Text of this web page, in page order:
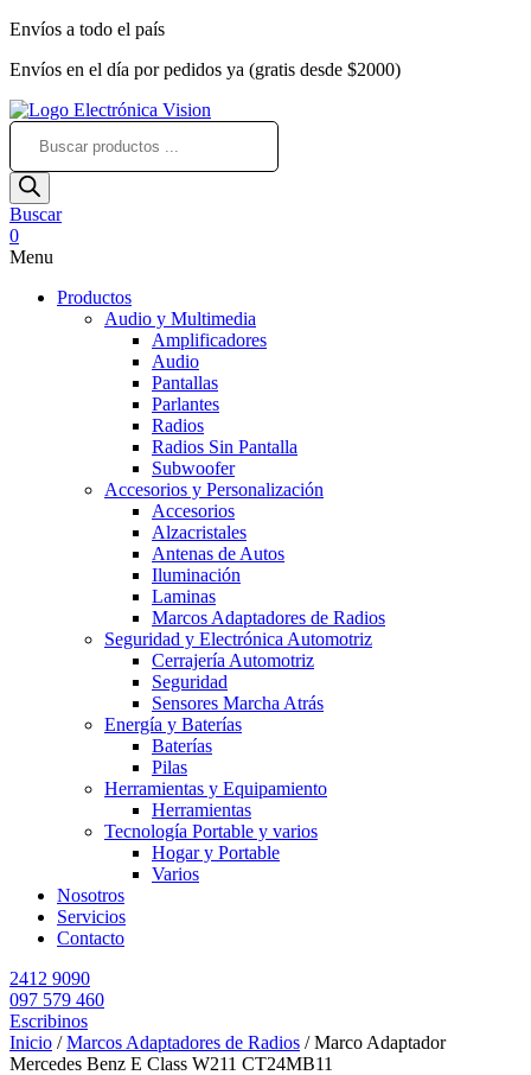
Envíos a todo el país
Envíos en el día por pedidos ya (gratis desde $2000)
Búsqueda
productos
Buscar
0
Menu
Productos
Audio y Multimedia
Amplificadores
Audio
Pantallas
Parlantes
Radios
Radios Sin Pantalla
Subwoofer
Accesorios y Personalización
Accesorios
Alzacristales
Antenas de Autos
Iluminación
Laminas
Marcos Adaptadores de Radios
Seguridad y Electrónica Automotriz
Cerrajería Automotriz
Seguridad
Sensores Marcha Atrás
Energía y Baterías
Baterías
Pilas
Herramientas y Equipamiento
Herramientas
Tecnología Portable y varios
Hogar y Portable
Varios
Nosotros
Servicios
Contacto
2412 9090
097 579 460
Escribinos
Inicio /Marcos Adaptadores de Radios / Marco Adaptador
Mercedes Benz E Class W211 CT24MB11